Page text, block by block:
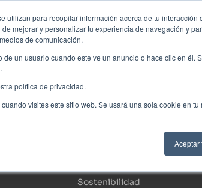
utilizan para recopilar información acerca de tu interacción
mejorar y personalizar tu experiencia de navegación y
de comunicación.
un usuario cuando este ve un anuncio o hace clic en él.
política de privacidad.
visites este sitio web. Se usará una sola cookie en
Aceptar
Áreas de especialidad
Sostenibilidad